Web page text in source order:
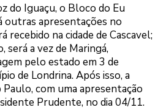
do Iguaçu, o Bloco do Eu
outras apresentações no
recebido na cidade de Cascavel;
será a vez de Maringá,
pelo estado em 3 de
de Londrina. Após isso, a
com uma apresentação
Prudente, no dia 04/11.